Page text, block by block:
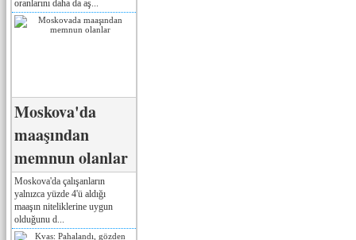
oranlarını daha da aş...
Moskova'da
maaşından
memnun olanlar
Moskova'da çalışanların
yalnızca yüzde 4'ü aldığı
maaşın niteliklerine uygun
olduğunu d...